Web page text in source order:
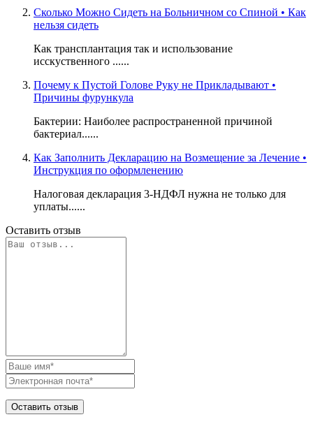
Сколько Можно Сидеть на Больничном со Спиной • Как
нельзя сидеть
Как трансплантация так и использование
исскуственного ......
Почему к Пустой Голове Руку не Прикладывают •
Причины фурункула
Бактерии: Наиболее распространенной причиной
бактериал......
Как Заполнить Декларацию на Возмещение за Лечение •
Инструкция по оформленению
Налоговая декларация 3-НДФЛ нужна не только для
уплаты......
Оставить отзыв